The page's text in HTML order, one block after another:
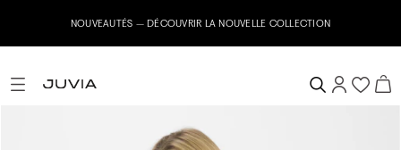
NOUVEAUTÉS – DÉCOUVRIR LA NOUVELLE COLLECTION